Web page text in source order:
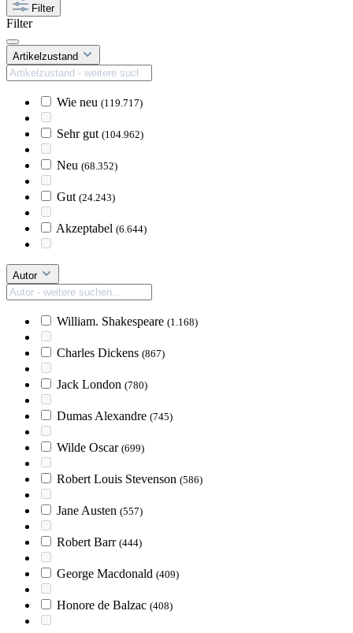
Filter
Filter
Artikelzustand
Wie neu (119.717)
Sehr gut (104.962)
Neu (68.352)
Gut (24.243)
Akzeptabel (6.644)
Autor
William. Shakespeare (1.168)
Charles Dickens (867)
Jack London (780)
Dumas Alexandre (745)
Wilde Oscar (699)
Robert Louis Stevenson (586)
Jane Austen (557)
Robert Barr (444)
George Macdonald (409)
Honore de Balzac (408)